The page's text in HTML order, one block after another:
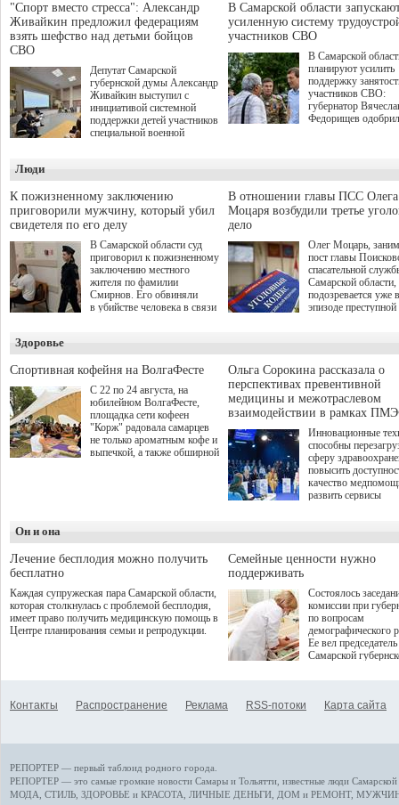
"Спорт вместо стресса": Александр
Живайкин предложил федерациям
взять шефство над детьми бойцов
СВО
Депутат Самарской
губернской думы Александр
Живайкин выступил с
инициативой системной
поддержки детей участников
специальной военной
"Помощь фронту и семьям
участников СВО", которая
прошла в Отрадном 7
августа.
В Самарской области
усиленную систему
участников СВО
В Самарской
планируют усилить
поддержку
участников СВО:
губернатор
Федорищев
на трудоустройство
спокойную
мирной жизни.
Люди
К пожизненному заключению
приговорили мужчину, который убил
свидетеля по его делу
В Самарской области суд
приговорил к пожизненному
заключению местного
жителя по фамилии
Смирнов. Его обвиняли
в убийстве человека в связи
В отношении главы ПСС Олега
Моцаря возбудили третье
дело
Олег Моцарь,
пост главы
спасательной
Самарской области,
подозревается уже
эпизоде преступной
а сам он
Здоровье
Спортивная кофейня на ВолгаФесте
С 22 по 24 августа, на
юбилейном ВолгаФесте,
площадка сети кофеен
"Корж" радовала самарцев
не только ароматным кофе и
выпечкой, а также обширной
Ольга Сорокина рассказала о
перспективах превентивной
медицины и межотраслевом
взаимодействии в рамках
Инновационные
способны
сферу
повысить
качество
развить сервисы
определенными
К ним можно
возникающие при
данными
более динамичного
проникновения
сегмент
отраслевое
рассказала Ольга
ходе сессии
качества жизни" в
ПМЭФ 2025. В
Он и она
Лечение бесплодия можно получить
бесплатно
Каждая супружеская пара Самарской области,
которая столкнулась с проблемой бесплодия,
имеет право получить медицинскую помощь в
Центре планирования семьи и репродукции.
Семейные ценности нужно
поддерживать
Состоялось
комиссии при
по вопросам
демографического
Ее вел председатель
Самарской
Контакты Распространение Реклама RSS-потоки Карта сайта
РЕПОРТЕР — первый таблоид родного города.
РЕПОРТЕР — это самые громкие новости Самары и Тольятти, известные люди
МОДА, СТИЛЬ ЗДОРОВЬЕ и КРАСОТА ЛИЧНЫЕ ДЕНЬГИ ДОМ и РЕМОНТ,